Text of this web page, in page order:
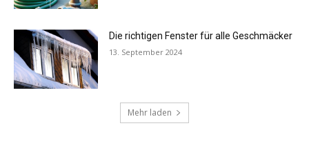
Die richtigen Fenster für alle Geschmäcker
13. September 2024
Mehr laden